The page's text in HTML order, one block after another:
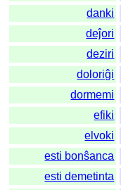
danki
deĵori
deziri
doloriĝi
dormemi
efiki
elvoki
esti bonŝanca
esti demetinta